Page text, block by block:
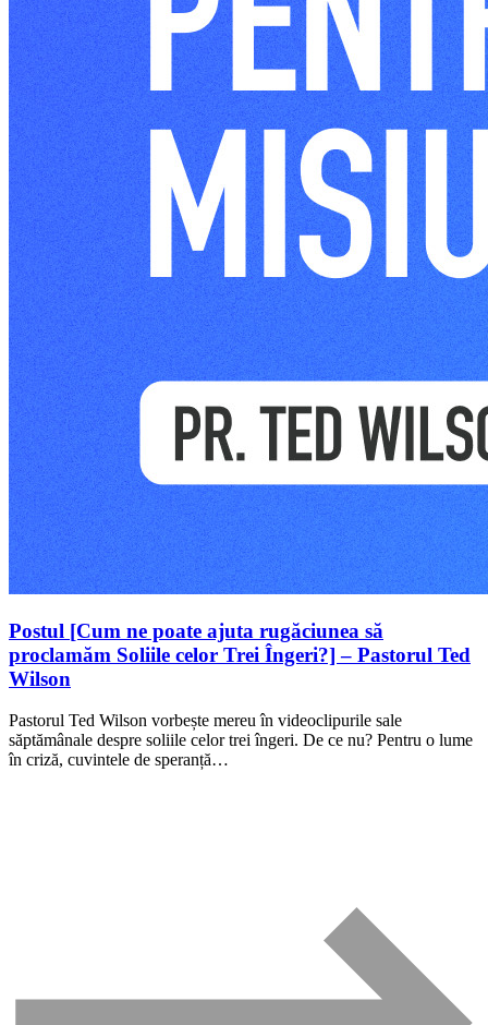
Postul [Cum ne poate ajuta rugăciunea să
proclamăm Soliile celor Trei Îngeri?] – Pastorul Ted
Wilson
Pastorul Ted Wilson vorbește mereu în videoclipurile sale
săptămânale despre soliile celor trei îngeri. De ce nu? Pentru o lume
în criză, cuvintele de speranță…